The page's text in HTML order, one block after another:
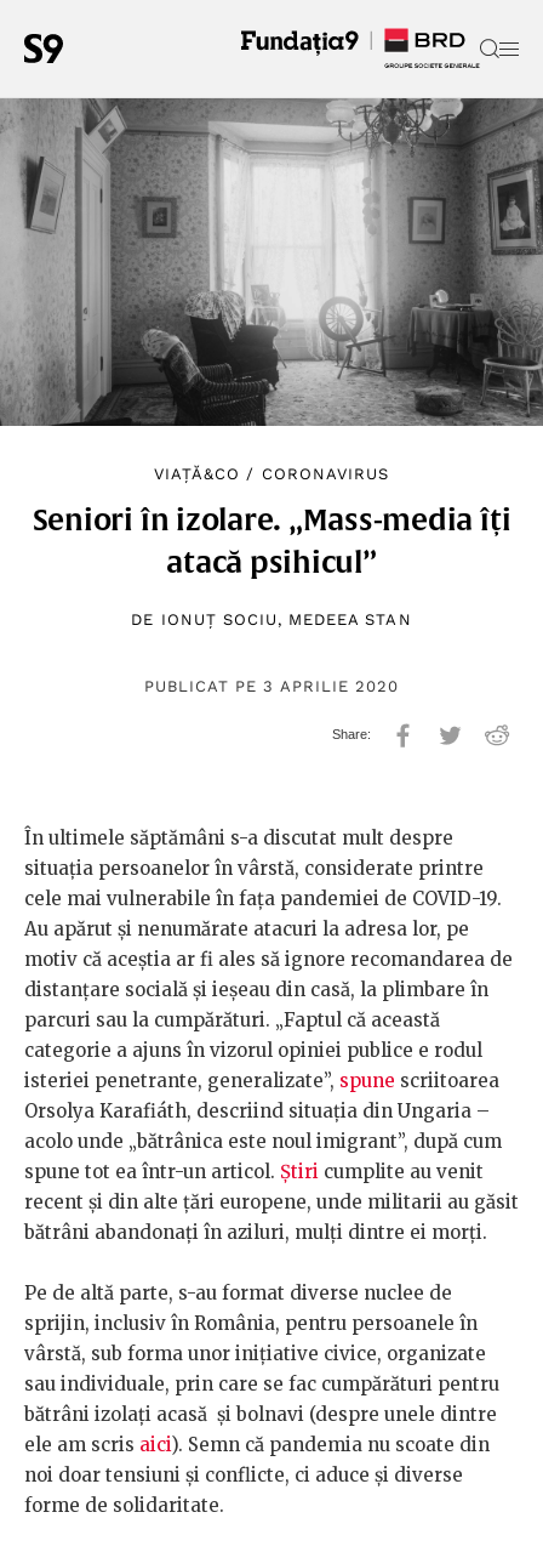
VIAȚĂ&CO / CORONAVIRUS
Seniori în izolare. „Mass-media îți
atacă psihicul”
DE IONUȚ SOCIU , MEDEEA STAN
PUBLICAT PE 3 APRILIE 2020
În ultimele săptămâni s-a discutat mult despre
situația persoanelor în vârstă, considerate printre
cele mai vulnerabile în fața pandemiei de COVID-19.
Au apărut și nenumărate atacuri la adresa lor, pe
motiv că aceștia ar fi ales să ignore recomandarea de
distanțare socială și ieșeau din casă, la plimbare în
parcuri sau la cumpărături. „Faptul că această
categorie a ajuns în vizorul opiniei publice e rodul
isteriei penetrante, generalizate”, spune scriitoarea
Orsolya Karafiáth, descriind situația din Ungaria –
acolo unde „bătrânica este noul imigrant”, după cum
spune tot ea într-un articol. Știri cumplite au venit
recent și din alte țări europene, unde militarii au găsit
bătrâni abandonați în aziluri, mulți dintre ei morți.
Pe de altă parte, s-au format diverse nuclee de
sprijin, inclusiv în România, pentru persoanele în
vârstă, sub forma unor inițiative civice, organizate
sau individuale, prin care se fac cumpărături pentru
bătrâni izolați acasă și bolnavi (despre unele dintre
ele am scris aici). Semn că pandemia nu scoate din
noi doar tensiuni și conflicte, ci aduce și diverse
forme de solidaritate.